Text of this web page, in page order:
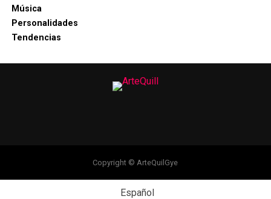
Música
Personalidades
Tendencias
Copyright © ArteQuilGye
Español